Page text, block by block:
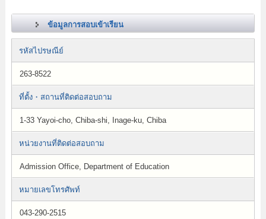
ข้อมูลการสอบเข้าเรียน
รหัสไปรษณีย์
263-8522
ที่ตั้ง・สถานที่ติดต่อสอบถาม
1-33 Yayoi-cho, Chiba-shi, Inage-ku, Chiba
หน่วยงานที่ติดต่อสอบถาม
Admission Office, Department of Education
หมายเลขโทรศัพท์
043-290-2515